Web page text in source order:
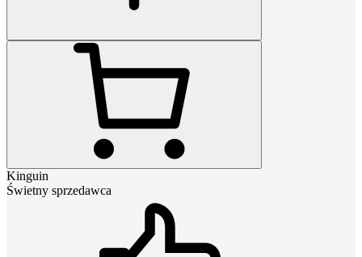
Kinguin
Świetny sprzedawca